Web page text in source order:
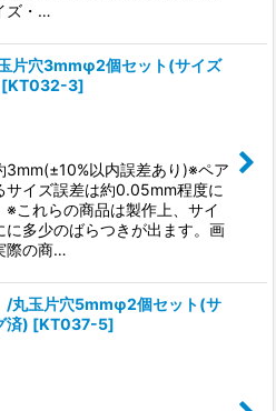
ズ・…
片穴3mmφ2個セット(サイズ
[KT032-3]
3mm(±10%以内誤差あり)※ペア
サイズ誤差は約0.05mm程度に
※これらの商品は製作上、サイ
に多少のばらつきが出ます。画
際の商…
/丸玉片穴5mmφ2個セット(サ
済) [KT037-5]